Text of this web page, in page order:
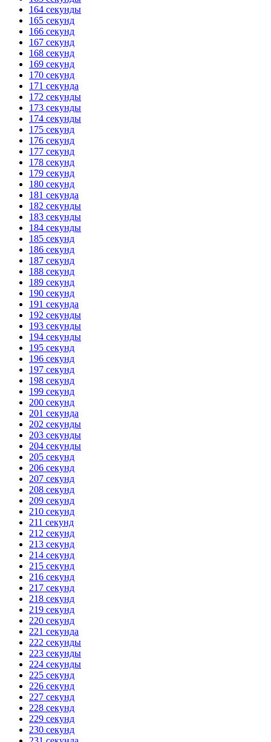
164 секунды
165 секунд
166 секунд
167 секунд
168 секунд
169 секунд
170 секунд
171 секунда
172 секунды
173 секунды
174 секунды
175 секунд
176 секунд
177 секунд
178 секунд
179 секунд
180 секунд
181 секунда
182 секунды
183 секунды
184 секунды
185 секунд
186 секунд
187 секунд
188 секунд
189 секунд
190 секунд
191 секунда
192 секунды
193 секунды
194 секунды
195 секунд
196 секунд
197 секунд
198 секунд
199 секунд
200 секунд
201 секунда
202 секунды
203 секунды
204 секунды
205 секунд
206 секунд
207 секунд
208 секунд
209 секунд
210 секунд
211 секунд
212 секунд
213 секунд
214 секунд
215 секунд
216 секунд
217 секунд
218 секунд
219 секунд
220 секунд
221 секунда
222 секунды
223 секунды
224 секунды
225 секунд
226 секунд
227 секунд
228 секунд
229 секунд
230 секунд